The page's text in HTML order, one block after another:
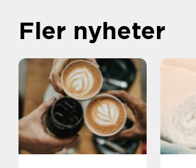
Fler nyheter